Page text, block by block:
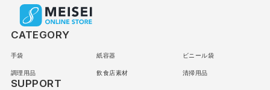
CATEGORY
手袋 紙容器 ビニール袋
調理用品 飲食店素材 清掃用品
SUPPORT